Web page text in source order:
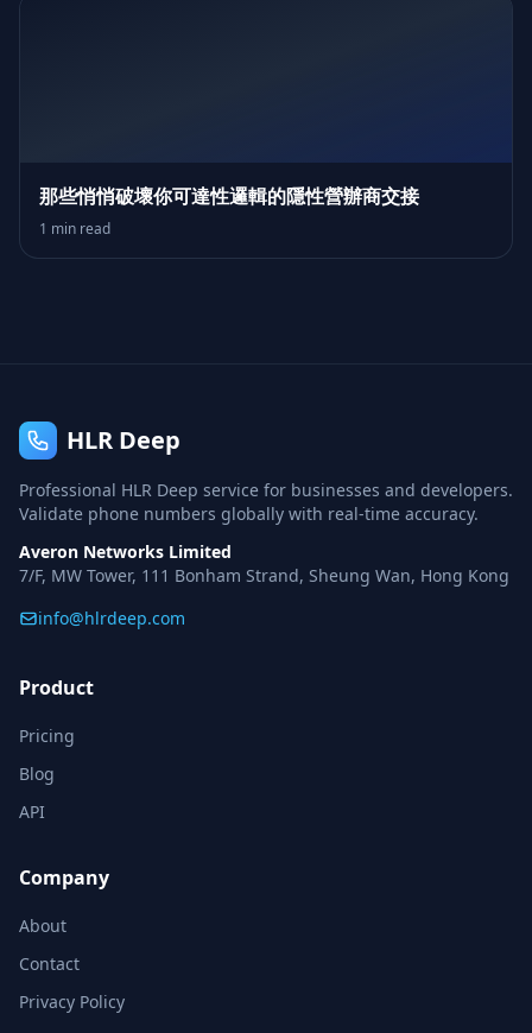
那些悄悄破壞你可達性邏輯的隱性營辦商交接
1 min read
HLR Deep
Professional HLR Deep service for businesses and developers.
Validate phone numbers globally with real-time accuracy.
Averon Networks Limited
7/F, MW Tower, 111 Bonham Strand, Sheung Wan, Hong Kong
info@hlrdeep.com
Product
Pricing
Blog
API
Company
About
Contact
Privacy Policy